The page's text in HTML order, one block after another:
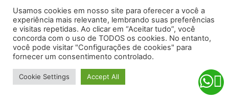
Usamos cookies em nosso site para oferecer a você a
experiência mais relevante, lembrando suas preferências
e visitas repetidas. Ao clicar em “Aceitar tudo”, você
concorda com o uso de TODOS os cookies. No entanto,
você pode visitar "Configurações de cookies" para
fornecer um consentimento controlado.
Cookie Settings Accept All